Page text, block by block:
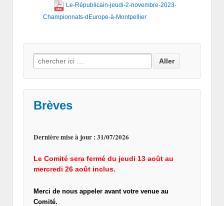
Le-Républicain-jeudi-2-novembre-2023-
Championnats-dEurope-à-Montpellier
Search for:
Brèves
Dernière mise à jour : 31/07/2026
Le Comité sera fermé du jeudi 13 août au
mercredi 26 août inclus.
Merci de nous appeler avant votre venue au
Comité.